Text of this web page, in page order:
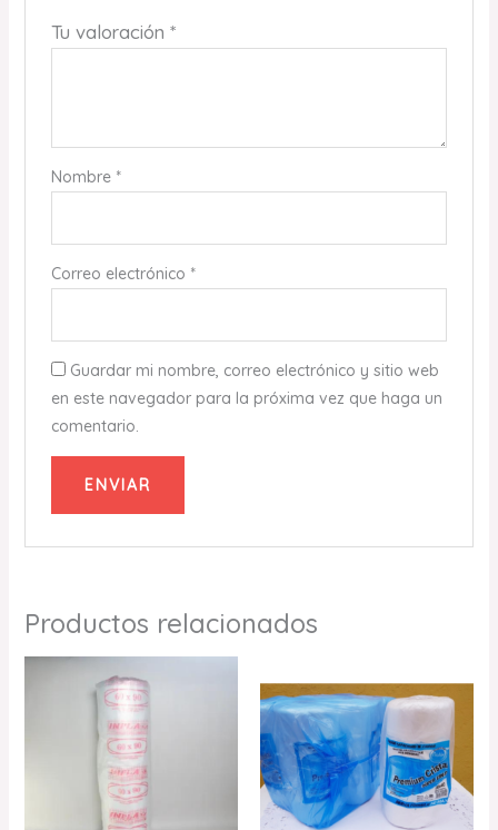
Tu valoración *
Nombre *
Correo electrónico *
Guardar mi nombre, correo electrónico y sitio web
en este navegador para la próxima vez que haga un
comentario.
Productos relacionados